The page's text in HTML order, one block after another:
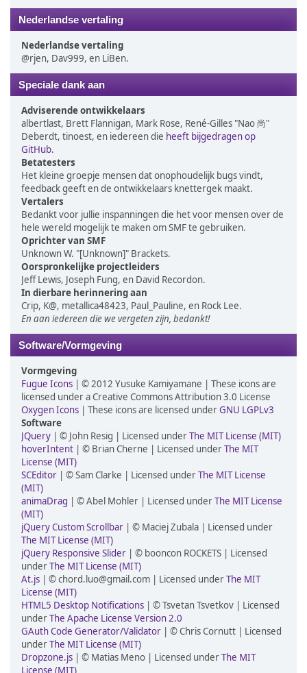
Nederlandse vertaling
Nederlandse vertaling
@rjen, Dav999, en LiBen.
Speciale dank aan
Adviserende ontwikkelaars
albertlast, Brett Flannigan, Mark Rose, René-Gilles "Nao 尚"
Deberdt, tinoest, en iedereen die heeft bijgedragen op
GitHub.
Betatesters
Het kleine groepje mensen dat onophoudelijk bugs vindt,
feedback geeft en de ontwikkelaars knettergek maakt.
Vertalers
Bedankt voor jullie inspanningen die het voor mensen over de
hele wereld mogelijk te maken om SMF te gebruiken.
Oprichter van SMF
Unknown W. "[Unknown]" Brackets.
Oorspronkelijke projectleiders
Jeff Lewis, Joseph Fung, en David Recordon.
In dierbare herinnering aan
Crip, K@, metallica48423, Paul_Pauline, en Rock Lee.
En aan iedereen die we vergeten zijn, bedankt!
Software/Vormgeving
Vormgeving
Fugue Icons | © 2012 Yusuke Kamiyamane | These icons are
licensed under a Creative Commons Attribution 3.0 License
Oxygen Icons | These icons are licensed underGNU LGPLv3
Software
JQuery | © John Resig | Licensed underThe MIT License (MIT)
hoverIntent | © Brian Cherne | Licensed underThe MIT
License (MIT)
SCEditor | © Sam Clarke | Licensed underThe MIT License
(MIT)
animaDrag | © Abel Mohler | Licensed underThe MIT License
(MIT)
jQuery Custom Scrollbar | © Maciej Zubala | Licensed under
The MIT License (MIT)
jQuery Responsive Slider | © booncon ROCKETS | Licensed
underThe MIT License (MIT)
At.js | © chord.luo@gmail.com | Licensed underThe MIT
License (MIT)
HTML5 Desktop Notifications | © Tsvetan Tsvetkov | Licensed
underThe Apache License Version 2.0
GAuth Code Generator/Validator | © Chris Cornutt | Licensed
underThe MIT License (MIT)
Dropzone.js | © Matias Meno | Licensed underThe MIT
License (MIT)